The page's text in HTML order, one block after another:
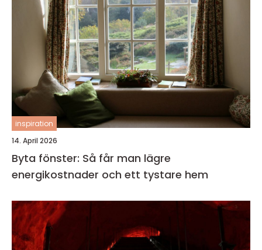
inspiration
14. April 2026
Byta fönster: Så får man lägre
energikostnader och ett tystare hem